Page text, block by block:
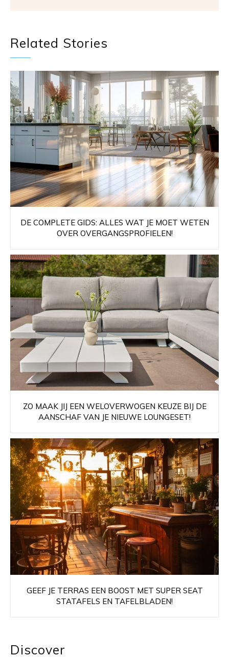
Related Stories
DE COMPLETE GIDS: ALLES WAT JE MOET WETEN
OVER OVERGANGSPROFIELEN!
ZO MAAK JIJ EEN WELOVERWOGEN KEUZE BIJ DE
AANSCHAF VAN JE NIEUWE LOUNGESET!
GEEF JE TERRAS EEN BOOST MET SUPER SEAT
STATAFELS EN TAFELBLADEN!
Discover